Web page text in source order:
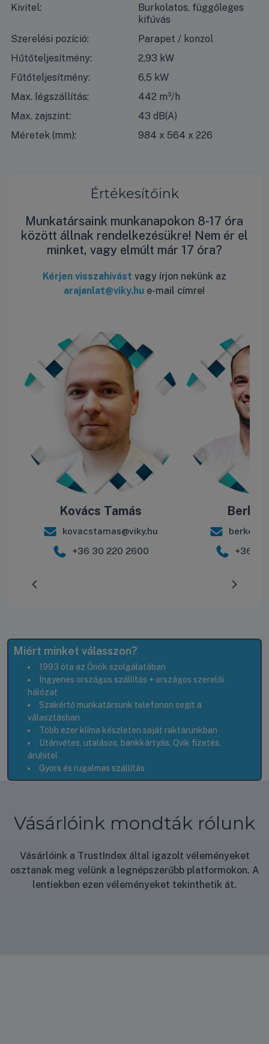
Kivitel:
Burkolatos, függőleges
kifúvás
Szerelési pozíció:
Parapet / konzol
Hűtőteljesítmény:
2,93 kW
Fűtőteljesítmény:
6,5 kW
Max. légszállítás:
442 m³/h
Max. zajszint:
43 dB(A)
Méretek (mm):
984 x 564 x 226
Értékesítőink
Munkatársaink munkanapokon 8-17 óra
között állnak rendelkezésükre! Nem ér el
minket, vagy elmúlt már 17 óra?
Kérjen visszahívást vagy írjon nekünk az
arajanlat@viky.hu e-mail címre!
Kovács Tamás
kovacstamas@viky.hu
+36 30 220 2600
Berke
+36 30
Miért minket válasszon?
1993 óta az Önök szolgálatában
Ingyenes országos szállítás + országos szerelői
hálózat
Szakértő munkatársunk telefonon segít a
választásban
Több ezer klíma készleten saját raktárunkban
Utánvétes, utalásos, bankkártyás, Qvik fizetés,
áruhitel
Gyors és rugalmas szállítás
Vásárlóink mondták rólunk
Vásárlóink a TrustIndex által igazolt véleményeket
osztanak meg velünk a legnépszerűbb platformokon. A
lentiekben ezen véleményeket tekinthetik át.